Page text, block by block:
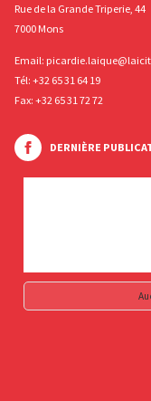
Rue de la Grande Triperie, 44
7000 Mons
Email:
Tél: +32 65 31 64 19
Fax: +32 65 31 72 72
DERNIÈRE